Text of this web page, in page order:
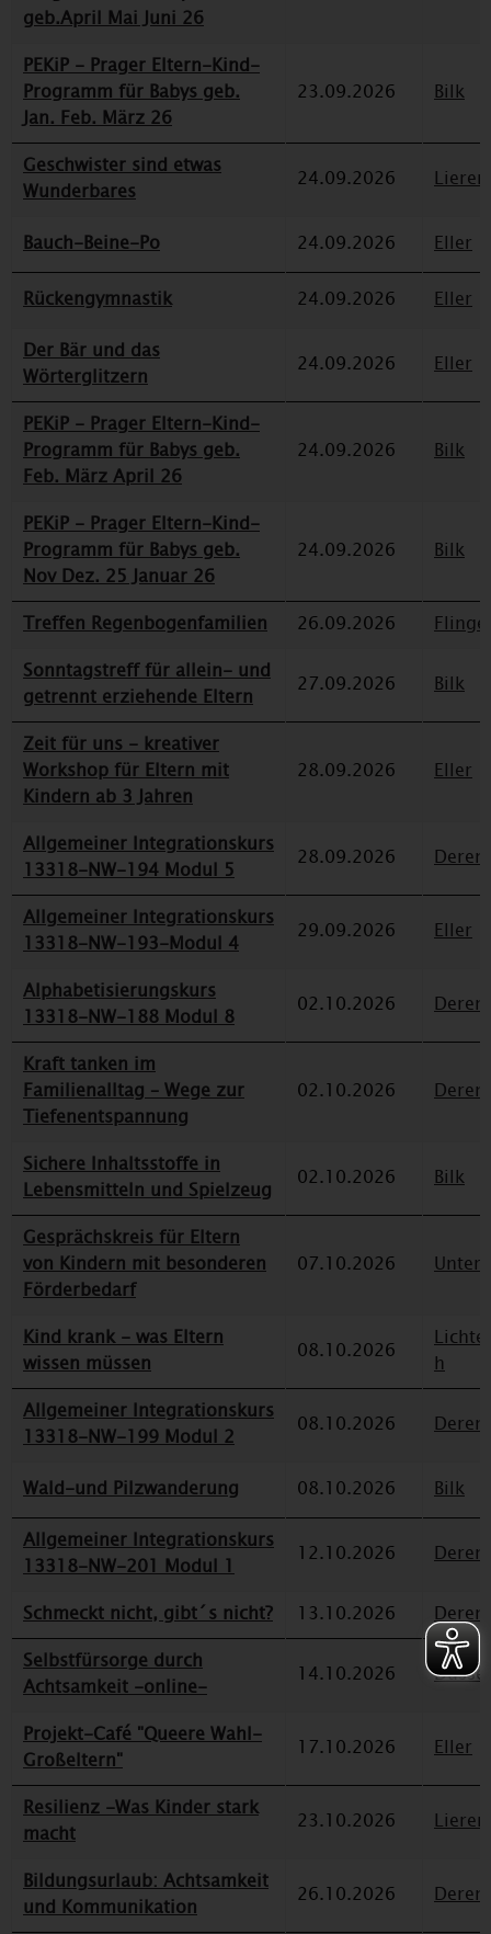
geb.April Mai Juni 26
PEKiP - Prager Eltern-Kind-
Programm für Babys geb.
Jan. Feb. März 26
23.09.2026 Bilk
Geschwister sind etwas
Wunderbares
24.09.2026
Bauch-Beine-Po 24.09.2026 Eller
Rückengymnastik 24.09.2026
Eller
Der Bär und das
Wörterglitzern
24.09.2026 Eller
PEKiP - Prager Eltern-Kind-
Programm für Babys geb.
Feb. März April 26
24.09.2026 Bilk
PEKiP - Prager Eltern-Kind-
Programm für Babys geb.
Nov Dez. 25 Januar 26
24.09.2026 Bilk
Treffen Regenbogenfamilien 26.09.2026
Sonntagstreff für allein- und
getrennt erziehende Eltern
27.09.2026 Bilk
Zeit für uns - kreativer
Workshop für Eltern mit
Kindern ab 3 Jahren
28.09.2026 Eller
Allgemeiner Integrationskurs
13318-NW-194 Modul 5
28.09.2026
Allgemeiner Integrationskurs
13318-NW-193-Modul 4
29.09.2026 Eller
Alphabetisierungskurs
13318-NW-188 Modul 8
02.10.2026
Kraft tanken im
Familienalltag – Wege zur
Tiefenentspannung
02.10.2026
Sichere Inhaltsstoffe in
Lebensmitteln und Spielzeug
02.10.2026 Bilk
Gesprächskreis für Eltern
von Kindern mit besonderen
Förderbedarf
07.10.2026
Kind krank - was Eltern
wissen müssen
08.10.2026
h
Allgemeiner Integrationskurs
13318-NW-199 Modul 2
08.10.2026
Wald-und Pilzwanderung 08.10.2026
Bilk
Allgemeiner Integrationskurs
13318-NW-201 Modul 1
12.10.2026
Schmeckt nicht, gibt´s nicht? 13.10.2026
Selbstfürsorge durch
Achtsamkeit -online-
14.10.2026
Projekt-Café "Queere Wahl-
Großeltern"
17.10.2026 Eller
Resilienz -Was Kinder stark
macht
23.10.2026
Bildungsurlaub: Achtsamkeit
und Kommunikation
26.10.2026